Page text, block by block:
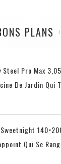
PLANS
Pro Max
De Jardin Qui
Qui Se